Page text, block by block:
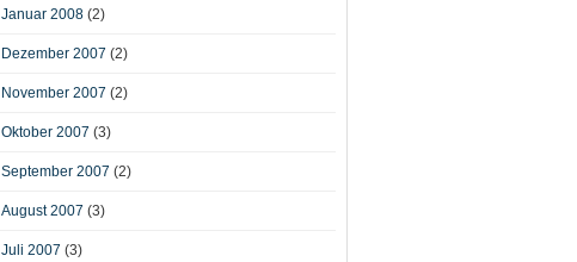
Januar 2008 (2)
Dezember 2007 (2)
November 2007 (2)
Oktober 2007 (3)
September 2007 (2)
August 2007 (3)
Juli 2007 (3)